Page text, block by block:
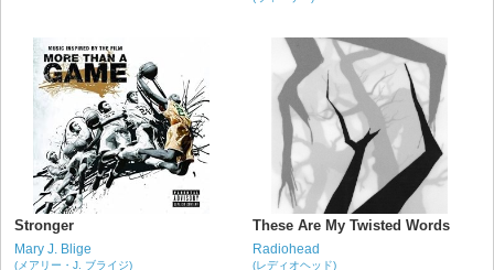
Stronger
Mary J. Blige
(メアリー・J. ブライジ)
These Are My Twisted Words
Radiohead
(レディオヘッド)